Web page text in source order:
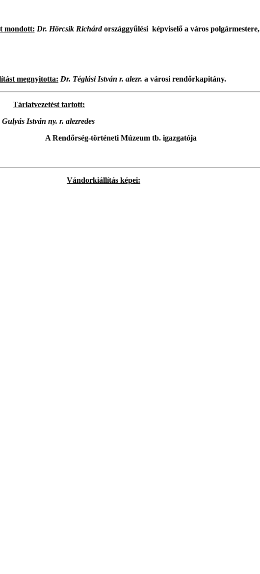
mondott: Dr. Hörcsik Richárd országgyűlési képviselő a város polgármestere,
megnyitotta: Dr. Téglási István r. alezr. a városi rendőrkapitány.
Tárlatvezetést tartott:
r. alezredes
történeti Múzeum tb. igazgatója
Vándorkiállítás képei: